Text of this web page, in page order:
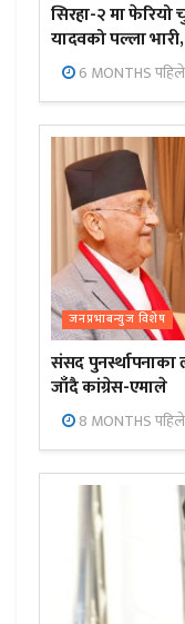
सिरहा-२ मा फेरियो
यादवको पल्ला
6 MONTHS पहिले
जनप्रभाबन्युज विशेष
संसद पुनर्स्थापनाका
जाँदै कांग्रेस-एमाले
8 MONTHS पहिले